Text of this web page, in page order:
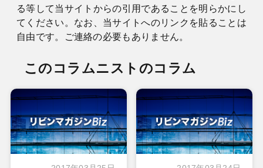
る等して当サイトからの引用であることを明らかにし
てください。なお、当サイトへのリンクを貼ることは
自由です。ご連絡の必要もありません。
このコラムニストのコラム